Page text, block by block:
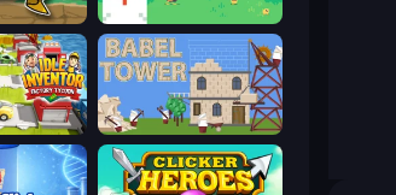
The MachinEGG
Mr. Mine
Babel Tower
Idle Inventor